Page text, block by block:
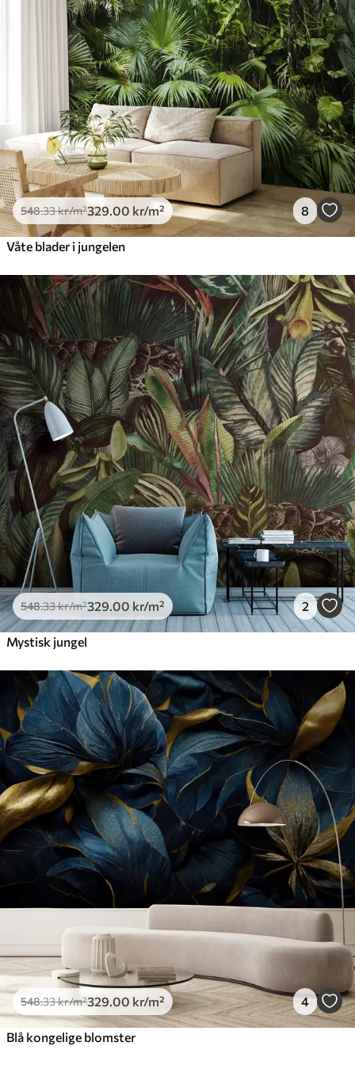
.00399.00 kr/m²
Premium vinyl
390.00kr/m²
Peel and Stick
925.00555.00kr/m²
548.33kr/m²329 .00 kr/m² 8
Våte blader i jungelen
548.33kr/m²329 .00 kr/m² 2
Mystisk jungel
548.33kr/m²329 .00 kr/m² 4
Blå kongelige blomster